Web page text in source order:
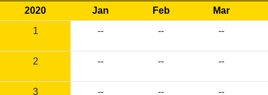
2020 Jan Feb Mar
1
-- -- --
2 -- -- --
3 -- -- --